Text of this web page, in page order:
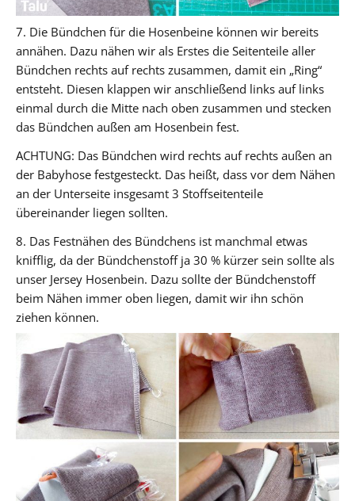
7. Die Bündchen für die Hosenbeine können wir bereits
annähen. Dazu nähen wir als Erstes die Seitenteile aller
Bündchen rechts auf rechts zusammen, damit ein „Ring“
entsteht. Diesen klappen wir anschließend links auf links
einmal durch die Mitte nach oben zusammen und stecken
das Bündchen außen am Hosenbein fest.
ACHTUNG: Das Bündchen wird rechts auf rechts außen an
der Babyhose festgesteckt. Das heißt, dass vor dem Nähen
an der Unterseite insgesamt 3 Stoffseitenteile
übereinander liegen sollten.
8. Das Festnähen des Bündchens ist manchmal etwas
knifflig, da der Bündchenstoff ja 30 % kürzer sein sollte als
unser Jersey Hosenbein. Dazu sollte der Bündchenstoff
beim Nähen immer oben liegen, damit wir ihn schön
ziehen können.